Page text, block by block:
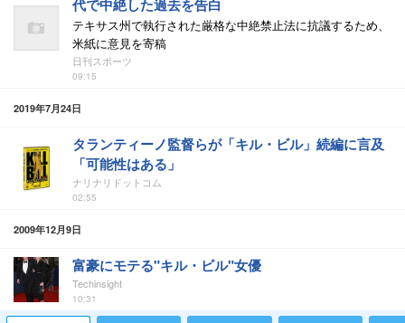
代で中絶した過去を告白
テキサス州で執行された厳格な中絶禁止法に抗議するため、
米紙に意見を寄稿
日刊スポーツ
09:15
2019年7月24日
タランティーノ監督らが「キル・ビル」続編に言及
「可能性はある」
ナリナリドットコム
02:55
2009年12月9日
富豪にモテる"キル・ビル"女優
Techinsight
10:31